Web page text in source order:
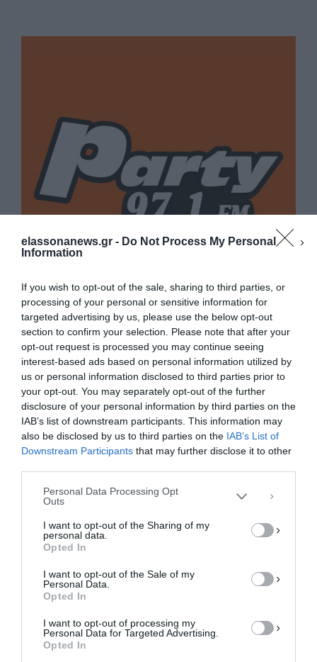
elassonanews.gr - Do Not Process My Personal
Information
If you wish to opt-out of the sale, sharing to third parties, or
processing of your personal or sensitive information for
targeted advertising by us, please use the below opt-out
section to confirm your selection. Please note that after your
opt-out request is processed you may continue seeing
interest-based ads based on personal information utilized by
us or personal information disclosed to third parties prior to
your opt-out. You may separately opt-out of the further
disclosure of your personal information by third parties on the
IAB’s list of downstream participants. This information may
also be disclosed by us to third parties on the IAB’s List of
Downstream Participants that may further disclose it to other
Personal Data Processing Opt
Outs
I want to opt-out of the Sharing of my
personal data.
Opted In
I want to opt-out of the Sale of my
Personal Data.
Opted In
I want to opt-out of processing my
Personal Data for Targeted Advertising.
Opted In
Διαχείριση Συγκατάθεσης
Για να παρέχουμε την καλύτερη εμπειρία, χρησιμοποιούμε τεχνολογίες όπως
cookies για την αποθήκευση ή/και την πρόσβαση σε πληροφορίες συσκευών.
Η συγκατάθεση για τις εν λόγω τεχνολογίες θα μας επιτρέψει να
επεξεργαστούμε δεδομένα προσωπικού χαρακτήρα, όπως συμπεριφορά
συγκατάθεση ή η ανάκληση της συγκατάθεσης, μπορεί να επηρεάσει
αρνητικά ορισμένες λειτουργίες και δυνατότητες.
ΠΡΟΒΟΛΉ ΠΡΟΤΙΜΉΣΕΩΝ
Πολιτική Cookies